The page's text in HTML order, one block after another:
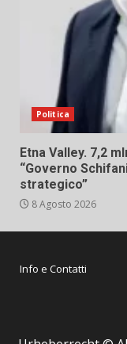
Politica
Etna Valley. 7,2
“Governo
strategico”
8 Agosto 2026
Info e Contatti